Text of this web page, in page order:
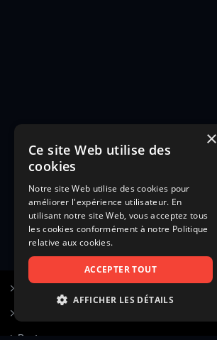
×
Ce site Web utilise des
cookies
Notre site Web utilise des cookies pour
améliorer l'expérience utilisateur. En
utilisant notre site Web, vous acceptez tous
les cookies conformément à notre Politique
relative aux cookies.
ACCEPTER TOUT
AFFICHER LES DÉTAILS